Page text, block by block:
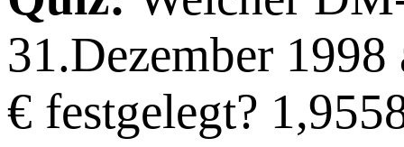
31.Dezember
€ festgelegt?